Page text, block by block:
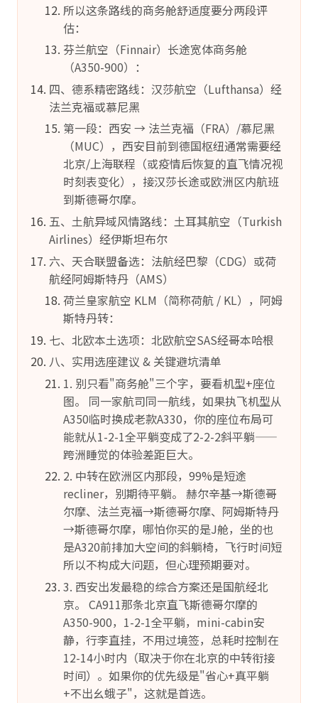
所以这条路线的商务舱舒适度要分两段评
估：
芬兰航空（Finnair）长途宽体商务舱
（A350-900）：
四、德系精密路线：汉莎航空（Lufthansa）经
法兰克福或慕尼黑
第一段：西安 → 法兰克福（FRA）/慕尼黑
（MUC），西安目前到德国枢纽通常需要经
北京/上海联程（或疫情后恢复的直飞情况视
时刻表变化），接汉莎长途或欧洲区内航班
到斯德哥尔摩。
五、土航异域风情路线：土耳其航空（Turkish
Airlines）经伊斯坦布尔
六、天合联盟备选：法航经巴黎（CDG）或荷
航经阿姆斯特丹（AMS）
荷兰皇家航空 KLM（简称荷航 / KL），阿姆
斯特丹转：
七、北欧本土选项：北欧航空SAS经哥本哈根
八、实用选座建议 & 关键避坑清单
1. 别只看"商务舱"三个字，要看机型+座位
图。 同一家航司同一航线，如果执飞机型从
A350临时换成老款A330，你的座位布局可
能就从1-2-1全平躺变成了2-2-2斜平躺——
跨洲睡觉的体验差距巨大。
2. 中转在欧洲区内那段，99%是短途
recliner，别期待平躺。 赫尔辛基→斯德哥
尔摩、法兰克福→斯德哥尔摩、阿姆斯特丹
→斯德哥尔摩，哪怕你买的是J舱，坐的也
是A320前排加大空间的斜躺椅，飞行时间短
所以不构成大问题，但心理预期要对。
3. 西安出发最稳的综合方案还是国航经北
京。 CA911那条北京直飞斯德哥尔摩的
A350-900，1-2-1全平躺，mini-cabin安
静，行李直挂，不用过境签，总耗时控制在
12-14小时内（取决于你在北京的中转衔接
时间）。如果你的优先级是"省心+真平躺
+不出幺蛾子"，这就是首选。